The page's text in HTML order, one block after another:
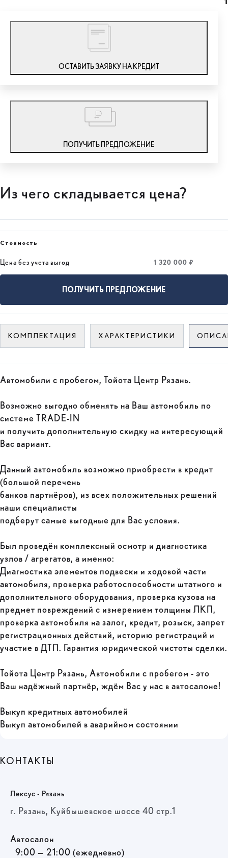
ОСТАВИТЬ ЗАЯВКУ НА КРЕДИТ
ПОЛУЧИТЬ ПРЕДЛОЖЕНИЕ
Из чего складывается цена?
Стоимость
Цена без учета выгод 1 320 000 ₽
ПОЛУЧИТЬ ПРЕДЛОЖЕНИЕ
КОМПЛЕКТАЦИЯ ХАРАКТЕРИСТИКИ
Автомобили с пробегом, Тойота Центр Рязань.
Возможно выгодно обменять на Ваш автомобиль по
системе TRADE-IN
и получить дополнительную скидку на интересующий
Вас вариант.
Данный автомобиль возможно приобрести в кредит
(большой перечень
банков партнёров), из всех положительных решений
наши специалисты
подберут самые выгодные для Вас условия.
Был проведён комплексный осмотр и диагностика
узлов / агрегатов, а именно:
Диагностика элементов подвески и ходовой части
автомобиля, проверка работоспособности штатного и
дополнительного оборудования, проверка кузова на
предмет повреждений с измерением толщины ЛКП,
проверка автомобиля на залог, кредит, розыск, запрет
регистрационных действий, историю регистраций и
участие в ДТП. Гарантия юридической чистоты сделки.
Тойота Центр Рязань, Автомобили с пробегом - это
Ваш надёжный партнёр, ждём Вас у нас в автосалоне!
Выкуп кредитных автомобилей
Выкуп автомобилей в аварийном состоянии
КОНТАКТЫ
Лексус - Рязань
г. Рязань, Куйбышевское шоссе 40 стр.1
Автосалон
9:00 — 21:00 (ежедневно)